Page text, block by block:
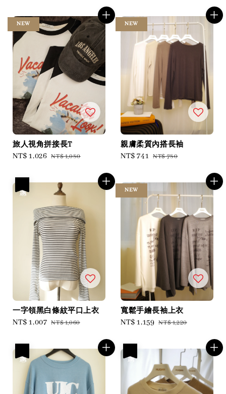
NEW
旅人視角拼接長T
Sale
NT$ 1,026 Regular
NT$ 1,080
NEW
親膚柔質內搭長袖
Sale
NT$ 741 Regular
NT$ 780
一字領黑白條紋平口上衣
Sale
NT$ 1,007 Regular
NT$ 1,060
NEW
寬鬆手繪長袖上衣
Sale
NT$ 1,159 Regular
NT$ 1,220